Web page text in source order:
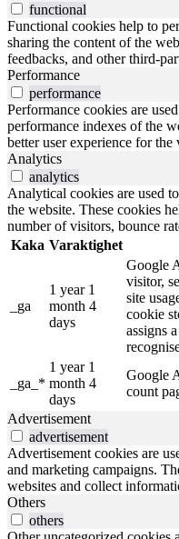
functional
Functional cookies help to
sharing the content of the
feedbacks, and other third-
Performance
performance
Performance cookies are
performance indexes of the
better user experience for the
Analytics
analytics
Analytical cookies are used
the website. These cookies
number of visitors, bounce
Kaka Varaktighet
_ga
1 year 1
month 4
days
Google
visitor,
site
cookie
assigns
_ga_*
1 year 1
month 4
days
Google
count
Advertisement
advertisement
Advertisement cookies are
and marketing campaigns.
websites and collect
Others
others